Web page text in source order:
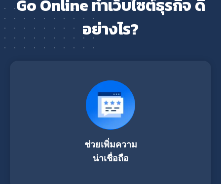
Go Online ทำเว็บไซต์ธุรกิจ ดี
อย่างไร?
ช่วยเพิ่มความ
น่าเชื่อถือ